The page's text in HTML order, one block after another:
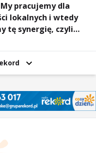
pracujemy dla
lokalnych i wtedy
tę synergię, czyli